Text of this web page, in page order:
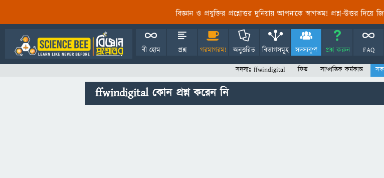
বিজ্ঞান ও প্রযুক্তির প্রশ্নোত্তর দুনিয়ায় আপনাকে স্বাগতম! প্রশ্ন-উত্তর দিয়ে
বী হোম প্রশ্ন গরমাগরম! অনুত্তরিত বিভাগসমূহ সদস্যবৃন্দ প্রশ্ন করুন FAQ
সদস্যঃ ffwindigital ফিড সাম্প্রতিক কর্মকান্ড
ffwindigital কোন প্রশ্ন করেন নি